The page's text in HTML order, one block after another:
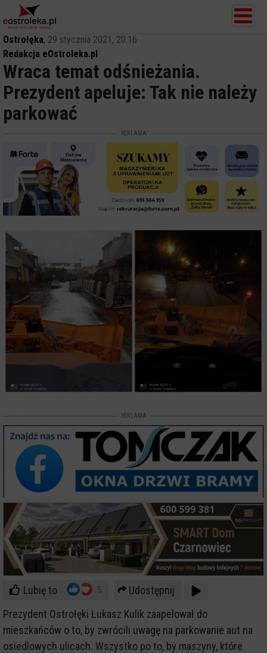
Ostrołęka, 29 stycznia 2021, 20:16
Redakcja eOstroleka.pl
Wraca temat odśnieżania.
Prezydent apeluje: Tak nie należy
parkować
REKLAMA
REKLAMA
Lubię to 5
Udostępnij
Prezydent Ostrołęki Łukasz Kulik zaapelował do
mieszkańców o to, by zwrócili uwagę na parkowanie aut na
osiedlowych ulicach. Wszystko po to, by maszyny, które